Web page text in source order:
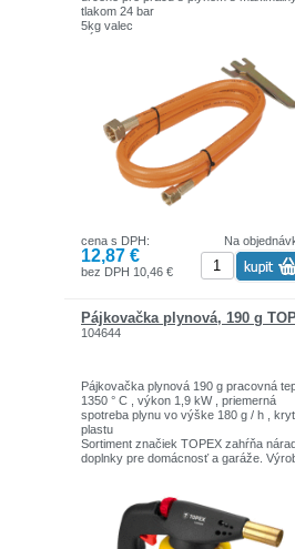
tlakom 24 bar
5kg valec
Sortiment značiek TOPEX zahŕňa
doplnky pre domácnosť a garáže.
sú pevnej kvality.
Značka TOPEX je jednou z
značiek ručného náradia v Poľsku.
Na
cena s DPH:
12,87 €
bez DPH 10,46 €
Pájkovačka plynová, 190 g
104644
Pájkovačka plynová 190 g pracovná
1350 ° C , výkon 1,9 kW , priemerná
spotreba plynu vo výške 180 g / h ,
plastu
Sortiment značiek TOPEX zahŕňa
doplnky pre domácnosť a garáže.
značiek ručného náradia v Poľsku.